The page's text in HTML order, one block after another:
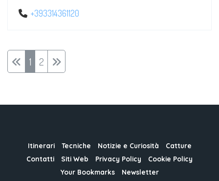
+393314361120
1 2
Itinerari Tecniche Notizie e Curiosità
Catture
Contatti
Siti Web Privacy Policy
Cookie Policy
Your Bookmarks
Newsletter